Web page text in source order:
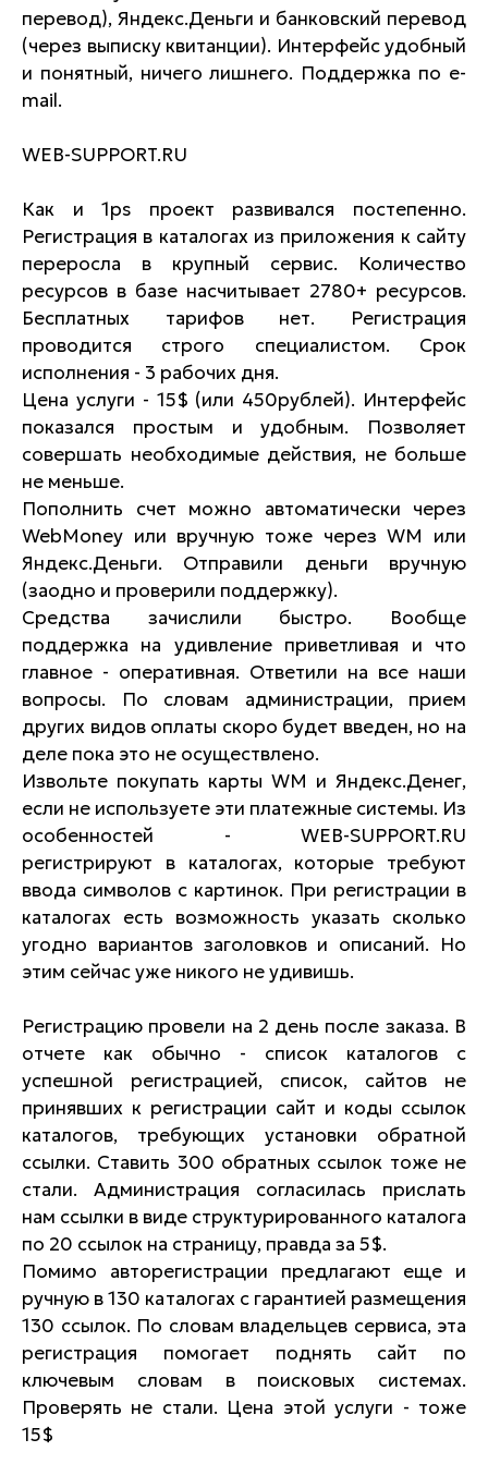
перевод), Яндекс.Деньги и банковский перевод
(через выписку квитанции). Интерфейс удобный
и понятный, ничего лишнего. Поддержка по e-
mail.
WEB-SUPPORT.RU
Как и 1ps проект развивался постепенно.
Регистрация в каталогах из приложения к сайту
переросла в крупный сервис. Количество
ресурсов в базе насчитывает 2780+ ресурсов.
Бесплатных тарифов нет. Регистрация
проводится строго специалистом. Срок
исполнения - 3 рабочих дня.
Цена услуги - 15$ (или 450рублей). Интерфейс
показался простым и удобным. Позволяет
совершать необходимые действия, не больше
не меньше.
Пополнить счет можно автоматически через
WebMoney или вручную тоже через WM или
Яндекс.Деньги. Отправили деньги вручную
(заодно и проверили поддержку).
Средства зачислили быстро. Вообще
поддержка на удивление приветливая и что
главное - оперативная. Ответили на все наши
вопросы. По словам администрации, прием
других видов оплаты скоро будет введен, но на
деле пока это не осуществлено.
Извольте покупать карты WM и Яндекс.Денег,
если не используете эти платежные системы. Из
особенностей - WEB-SUPPORT.RU
регистрируют в каталогах, которые требуют
ввода символов с картинок. При регистрации в
каталогах есть возможность указать сколько
угодно вариантов заголовков и описаний. Но
этим сейчас уже никого не удивишь.
Регистрацию провели на 2 день после заказа. В
отчете как обычно - список каталогов с
успешной регистрацией, список, сайтов не
принявших к регистрации сайт и коды ссылок
каталогов, требующих установки обратной
ссылки. Ставить 300 обратных ссылок тоже не
стали. Администрация согласилась прислать
нам ссылки в виде структурированного каталога
по 20 ссылок на страницу, правда за 5$.
Помимо авторегистрации предлагают еще и
ручную в 130 каталогах с гарантией размещения
130 ссылок. По словам владельцев сервиса, эта
регистрация помогает поднять сайт по
ключевым словам в поисковых системах.
Проверять не стали. Цена этой услуги - тоже
15$